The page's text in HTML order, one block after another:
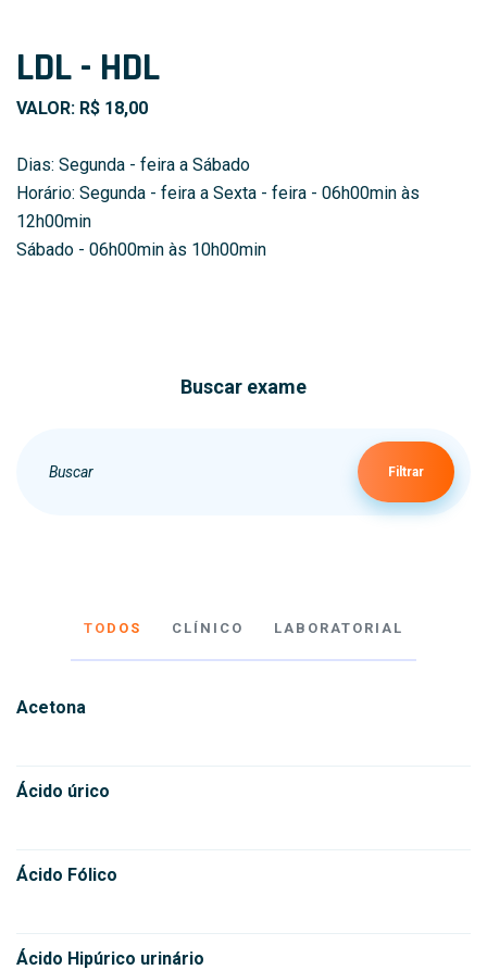
LDL - HDL
VALOR: R$ 18,00
Dias: Segunda - feira a Sábado
Horário: Segunda - feira a Sexta - feira - 06h00min às
12h00min
Sábado - 06h00min às 10h00min
Buscar exame
Filtrar
TODOS CLÍNICO LABORATORIAL
Acetona
Ácido úrico
Ácido Fólico
Ácido Hipúrico urinário